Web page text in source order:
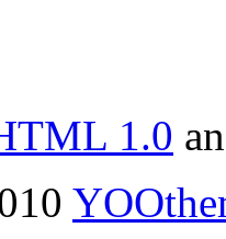
1.0